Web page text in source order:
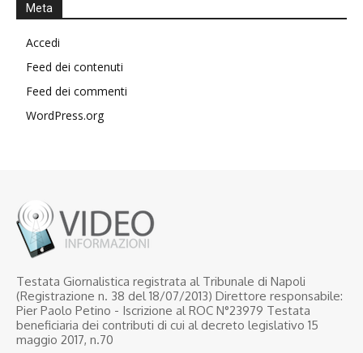
Meta
Accedi
Feed dei contenuti
Feed dei commenti
WordPress.org
Testata Giornalistica registrata al Tribunale di Napoli
(Registrazione n. 38 del 18/07/2013) Direttore responsabile:
Pier Paolo Petino - Iscrizione al ROC N°23979 Testata
beneficiaria dei contributi di cui al decreto legislativo 15
maggio 2017, n.70